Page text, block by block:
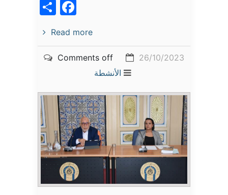
Read more
26/10/2023
Comments off
الأنشطة